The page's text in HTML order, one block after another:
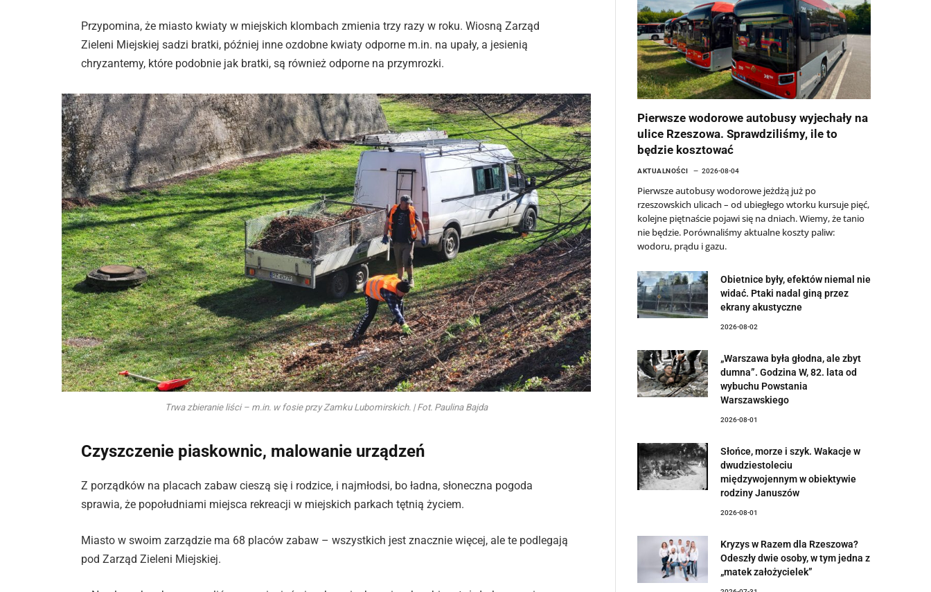
Przypomina, że miasto kwiaty w miejskich klombach zmienia trzy razy w roku. Wiosną Zarząd
Zieleni Miejskiej sadzi bratki, później inne ozdobne kwiaty odporne m.in. na upały, a jesienią
chryzantemy, które podobnie jak bratki, są również odporne na przymrozki.
Trwa zbieranie liści – m.in. w fosie przy Zamku Lubomirskich. | Fot. Paulina Bajda
Czyszczenie piaskownic, malowanie urządzeń
Z porządków na placach zabaw cieszą się i rodzice, i najmłodsi, bo ładna, słoneczna pogoda
sprawia, że popołudniami miejsca rekreacji w miejskich parkach tętnią życiem.
Miasto w swoim zarządzie ma 68 placów zabaw – wszystkich jest znacznie więcej, ale te podlegają
pod Zarząd Zieleni Miejskiej.
Pierwsze wodorowe autobusy wyjechały na
ulice Rzeszowa. Sprawdziliśmy, ile to
będzie kosztować
AKTUALNOŚCI 2026-08-04
Pierwsze autobusy wodorowe jeżdżą już po
rzeszowskich ulicach – od ubiegłego wtorku kursuje pięć,
kolejne piętnaście pojawi się na dniach. Wiemy, że tanio
nie będzie. Porównaliśmy aktualne koszty paliw:
wodoru, prądu i gazu.
Obietnice były, efektów niemal nie
widać. Ptaki nadal giną przez
ekrany akustyczne
2026-08-02
„Warszawa była głodna, ale zbyt
dumna”. Godzina W, 82. lata od
wybuchu Powstania
Warszawskiego
2026-08-01
Słońce, morze i szyk. Wakacje w
dwudziestoleciu
międzywojennym w obiektywie
rodziny Januszów
2026-08-01
Kryzys w Razem dla Rzeszowa?
Odeszły dwie osoby, w tym jedna z
„matek założycielek”